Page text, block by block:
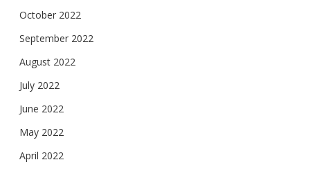
October 2022
September 2022
August 2022
July 2022
June 2022
May 2022
April 2022